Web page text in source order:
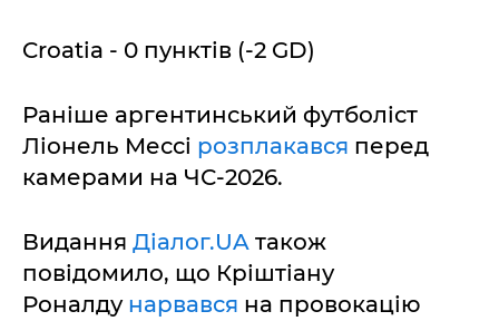
Croatia - 0 пунктів (-2 GD)
Раніше аргентинський футболіст
Ліонель Мессі розплакався перед
камерами на ЧС-2026.
Видання Діалог.UA також
повідомило, що Кріштіану
Роналду нарвався на провокацію